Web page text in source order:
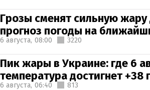
Грозы сменят сильную жару
прогноз погоды на
6 августа, 08:00 3220
Пик жары в Украине: где 6
температура достигнет +38
6 августа, 06:40 813